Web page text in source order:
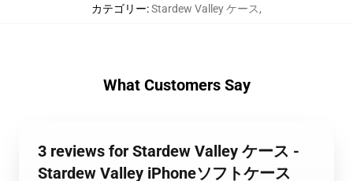
カテゴリー:Stardew Valley ケース,
What Customers Say
3 reviews for Stardew Valley ケース -
Stardew Valley iPhoneソフトケース